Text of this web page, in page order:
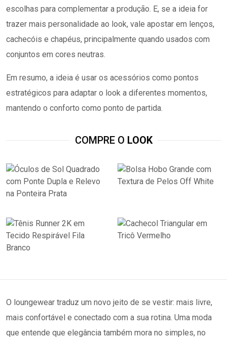
escolhas para complementar a produção. E, se a ideia for
trazer mais personalidade ao look, vale apostar em lenços,
cachecóis e chapéus, principalmente quando usados com
conjuntos em cores neutras.
Em resumo, a ideia é usar os acessórios como pontos
estratégicos para adaptar o look a diferentes momentos,
mantendo o conforto como ponto de partida.
COMPRE O LOOK
O loungewear traduz um novo jeito de se vestir: mais livre,
mais confortável e conectado com a sua rotina. Uma moda
que entende que elegância também mora no simples, no